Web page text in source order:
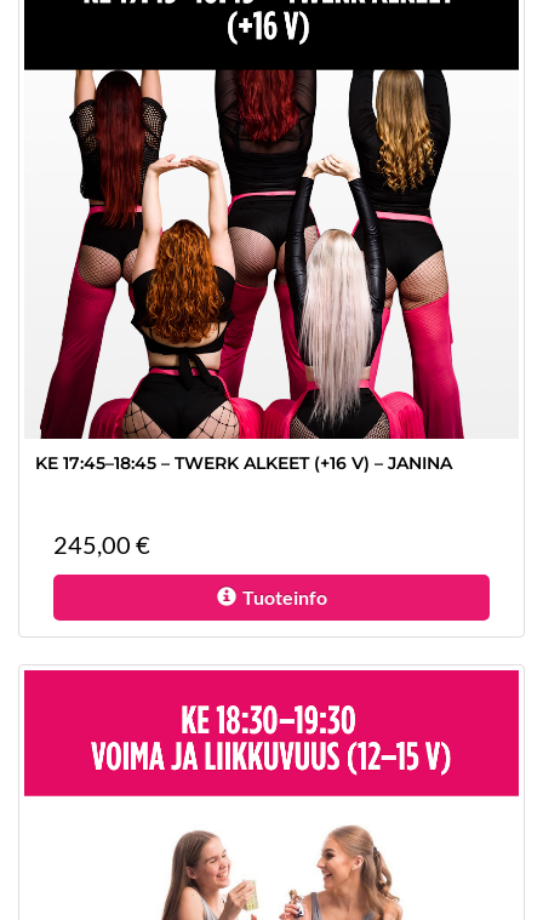
KE 17:45–18:45 – TWERK ALKEET (+16 V) – JANINA
245,00 €
Tuoteinfo